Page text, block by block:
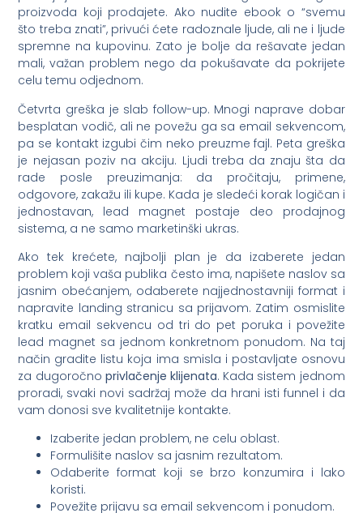
proizvoda koji prodajete. Ako nudite ebook o “svemu
što treba znati”, privući ćete radoznale ljude, ali ne i ljude
spremne na kupovinu. Zato je bolje da rešavate jedan
mali, važan problem nego da pokušavate da pokrijete
celu temu odjednom.
Četvrta greška je slab follow-up. Mnogi naprave dobar
besplatan vodič, ali ne povežu ga sa email sekvencom,
pa se kontakt izgubi čim neko preuzme fajl. Peta greška
je nejasan poziv na akciju. Ljudi treba da znaju šta da
rade posle preuzimanja: da pročitaju, primene,
odgovore, zakažu ili kupe. Kada je sledeći korak logičan i
jednostavan, lead magnet postaje deo prodajnog
sistema, a ne samo marketinški ukras.
Ako tek krećete, najbolji plan je da izaberete jedan
problem koji vaša publika često ima, napišete naslov sa
jasnim obećanjem, odaberete najjednostavniji format i
napravite landing stranicu sa prijavom. Zatim osmislite
kratku email sekvencu od tri do pet poruka i povežite
lead magnet sa jednom konkretnom ponudom. Na taj
način gradite listu koja ima smisla i postavljate osnovu
za dugoročno privlačenje klijenata. Kada sistem jednom
proradi, svaki novi sadržaj može da hrani isti funnel i da
vam donosi sve kvalitetnije kontakte.
Izaberite jedan problem, ne celu oblast.
Formulišite naslov sa jasnim rezultatom.
Odaberite format koji se brzo konzumira i lako
koristi.
Povežite prijavu sa email sekvencom i ponudom.